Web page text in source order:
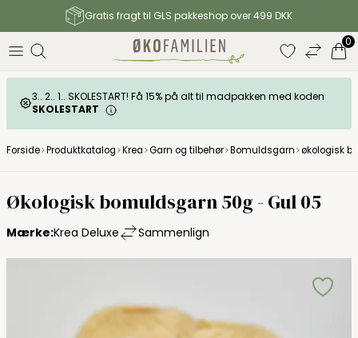
Gratis fragt til GLS pakkeshop over 499 DKK
0
3.. 2.. 1.. SKOLESTART! Få 15% på alt til madpakken med koden
SKOLESTART
Forside Produktkatalog Krea Garn og tilbehør Bomuldsgarn økologisk
Økologisk bomuldsgarn 50g - Gul 05
Mærke:Krea Deluxe Sammenlign